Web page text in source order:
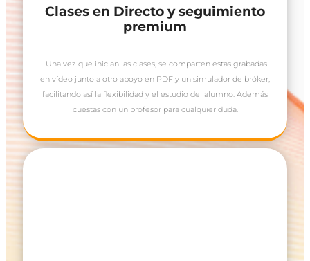
Clases en Directo y seguimiento
premium
Una vez que inician las clases, se comparten estas grabadas
en vídeo junto a otro apoyo en PDF y un simulador de bróker,
facilitando así la flexibilidad y el estudio del alumno. Además
cuestas con un profesor para cualquier duda.